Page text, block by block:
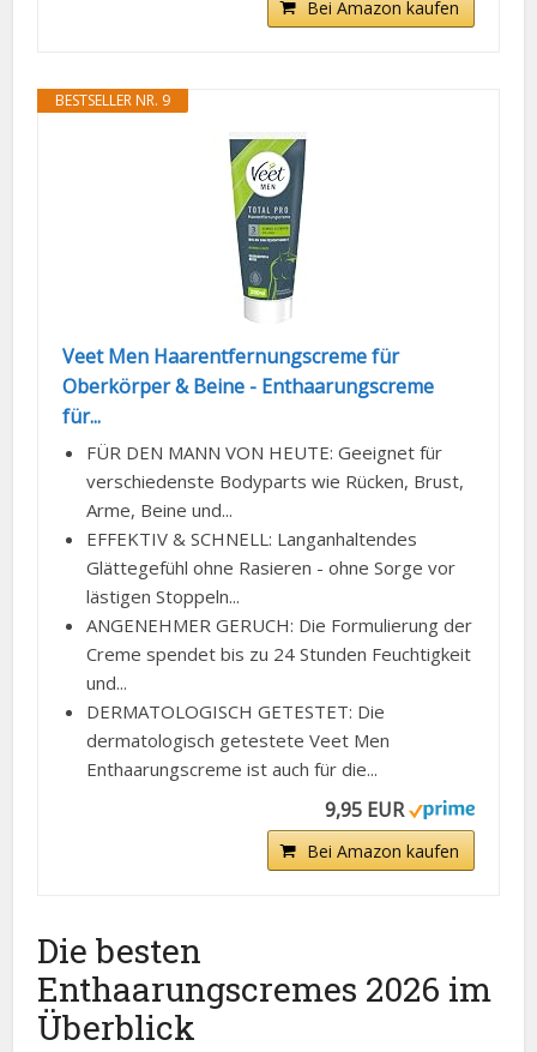
Bei Amazon kaufen
BESTSELLER NR. 9
Veet Men Haarentfernungscreme für
Oberkörper & Beine - Enthaarungscreme
für...
FÜR DEN MANN VON HEUTE: Geeignet für
verschiedenste Bodyparts wie Rücken, Brust,
Arme, Beine und...
EFFEKTIV & SCHNELL: Langanhaltendes
Glättegefühl ohne Rasieren - ohne Sorge vor
lästigen Stoppeln...
ANGENEHMER GERUCH: Die Formulierung der
Creme spendet bis zu 24 Stunden Feuchtigkeit
und...
DERMATOLOGISCH GETESTET: Die
dermatologisch getestete Veet Men
Enthaarungscreme ist auch für die...
9,95 EUR
Bei Amazon kaufen
Die besten
Enthaarungscremes 2026 im
Überblick